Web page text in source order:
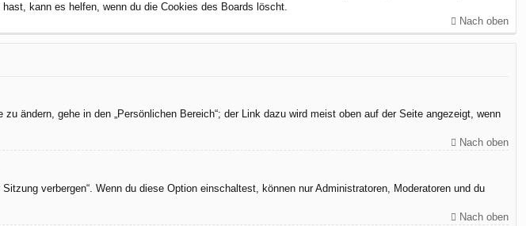
kann es helfen, wenn du die Cookies des Boards löscht.
Nach oben
ändern, gehe in den „Persönlichen Bereich“; der Link dazu wird meist oben auf der Seite angezeigt, wenn
Nach oben
verbergen“. Wenn du diese Option einschaltest, können nur Administratoren, Moderatoren und du
Nach oben